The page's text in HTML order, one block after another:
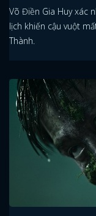
Võ Điền Gia Huy xác
lịch khiến cậu vuột
Thành.